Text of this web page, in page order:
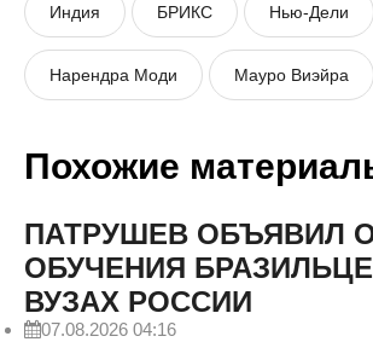
Индия БРИКС Нью-Дели
Нарендра Моди Мауро Виэйра
Похожие
ПАТРУШЕВ ОБЪЯВИЛ
ОБУЧЕНИЯ
ВУЗАХ РОССИИ
07.08.2026 04:16